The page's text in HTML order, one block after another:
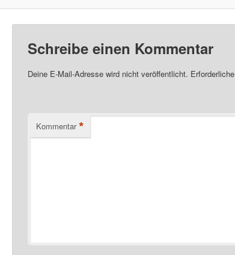
Schreibe einen Kommentar
Deine E-Mail-Adresse wird nicht veröffentlicht.
Kommentar *